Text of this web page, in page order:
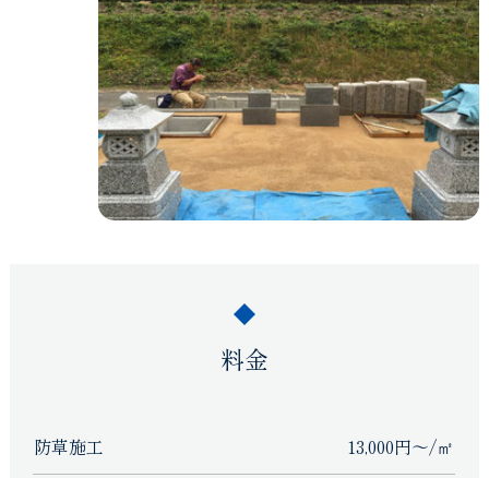
料金
防草施工 13,000円～/㎡